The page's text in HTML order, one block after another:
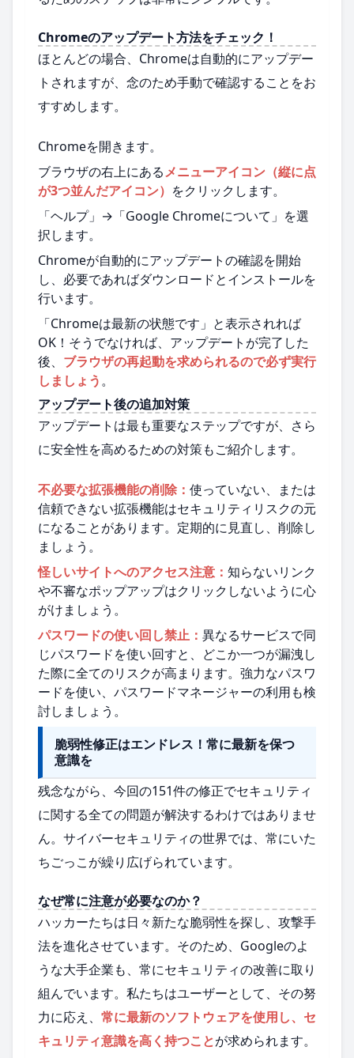
Chromeのアップデート方法をチェック！
ほとんどの場合、Chromeは自動的にアップデー
トされますが、念のため手動で確認することをお
すすめします。
Chromeを開きます。
ブラウザの右上にあるメニューアイコン（縦に点
が3つ並んだアイコン） をクリックします。
「ヘルプ」→「Google Chromeについて」を選
択します。
Chromeが自動的にアップデートの確認を開始
し、必要であればダウンロードとインストールを
行います。
「Chromeは最新の状態です」と表示されれば
OK！そうでなければ、アップデートが完了した
後、 ブラウザの再起動を求められるので必ず実行
しましょう。
アップデート後の追加対策
アップデートは最も重要なステップですが、さら
に安全性を高めるための対策もご紹介します。
不必要な拡張機能の削除： 使っていない、または
信頼できない拡張機能はセキュリティリスクの元
になることがあります。定期的に見直し、削除し
ましょう。
怪しいサイトへのアクセス注意： 知らないリンク
や不審なポップアップはクリックしないように心
がけましょう。
パスワードの使い回し禁止： 異なるサービスで同
じパスワードを使い回すと、どこか一つが漏洩し
た際に全てのリスクが高まります。強力なパスワ
ードを使い、パスワードマネージャーの利用も検
討しましょう。
脆弱性修正はエンドレス！常に最新を保つ
意識を
残念ながら、今回の151件の修正でセキュリティ
に関する全ての問題が解決するわけではありませ
ん。サイバーセキュリティの世界では、常にいた
ちごっこが繰り広げられています。
なぜ常に注意が必要なのか？
ハッカーたちは日々新たな脆弱性を探し、攻撃手
法を進化させています。そのため、Googleのよ
うな大手企業も、常にセキュリティの改善に取り
組んでいます。私たちはユーザーとして、その努
力に応え、 常に最新のソフトウェアを使用し、セ
キュリティ意識を高く持つことが求められます。